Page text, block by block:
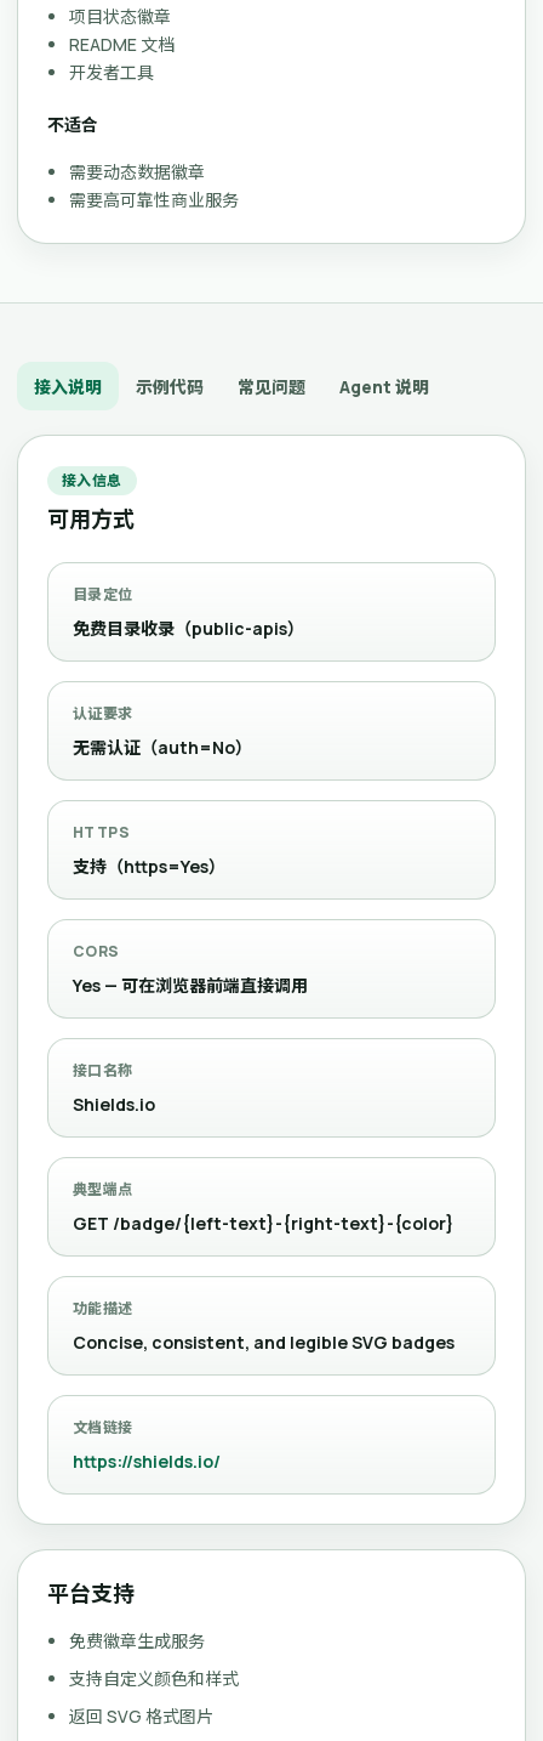
项目状态徽章
README 文档
开发者工具
不适合
需要动态数据徽章
需要高可靠性商业服务
接入说明 示例代码 常见问题 Agent 说明
接入信息
可用方式
目录定位
免费目录收录（public-apis）
认证要求
无需认证（auth=No）
HTTPS
支持（https=Yes）
CORS
Yes — 可在浏览器前端直接调用
接口名称
Shields.io
典型端点
GET /badge/{left-text}-{right-text}-{color}
功能描述
Concise, consistent, and legible SVG badges
文档链接
https://shields.io/
平台支持
免费徽章生成服务
支持自定义颜色和样式
返回 SVG 格式图片